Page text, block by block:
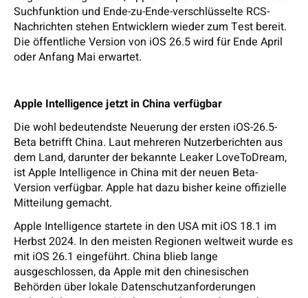
Suchfunktion und Ende-zu-Ende-verschlüsselte RCS-
Nachrichten stehen Entwicklern wieder zum Test bereit.
Die öffentliche Version von iOS 26.5 wird für Ende April
oder Anfang Mai erwartet.
Apple Intelligence jetzt in China verfügbar
Die wohl bedeutendste Neuerung der ersten iOS-26.5-
Beta betrifft China. Laut mehreren Nutzerberichten aus
dem Land, darunter der bekannte Leaker LoveToDream,
ist Apple Intelligence in China mit der neuen Beta-
Version verfügbar. Apple hat dazu bisher keine offizielle
Mitteilung gemacht.
Apple Intelligence startete in den USA mit iOS 18.1 im
Herbst 2024. In den meisten Regionen weltweit wurde es
mit iOS 26.1 eingeführt. China blieb lange
ausgeschlossen, da Apple mit den chinesischen
Behörden über lokale Datenschutzanforderungen